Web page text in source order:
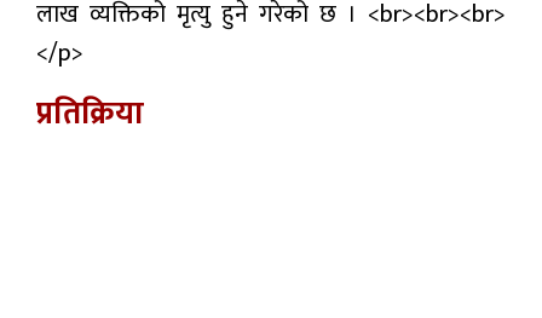
लाख व्यक्तिको मृत्यु हुने गरेको छ । <br><br><br>
</p>
प्रतिक्रिया